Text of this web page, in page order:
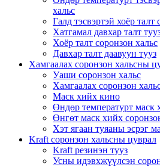
хальс
Галд тэсвэртэй хоёр талт
Хатгамал давхар талт
Хоёр талт соронзон хальс
Давхар талт даавуун тууз
Хамгаалах соронзон хальсны
Уаши соронзон хальс
Хамгаалах соронзон
Маск хийх кино
Өндөр температурт маск
Өнгөт маск хийх
Хэт ягаан туяаны эсрэг
Kraft соронзон хальсны цуврал
Kraft резинэн тууз
Усны идэвхжүүлсэн